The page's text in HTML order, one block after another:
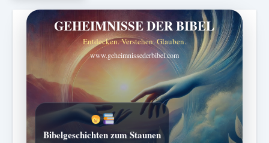
GEHEIMNISSE DER BIBEL
Entdecken. Verstehen. Glauben.
www.geheimnissederbibel.com
Bibelgeschichten zum Staunen